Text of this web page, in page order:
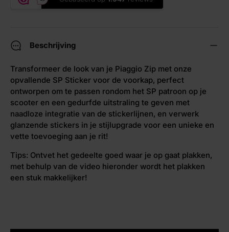
Beschrijving
Transformeer de look van je Piaggio Zip met onze
opvallende SP Sticker voor de voorkap, perfect
ontworpen om te passen rondom het SP patroon op je
scooter en een gedurfde uitstraling te geven met
naadloze integratie van de stickerlijnen, en verwerk
glanzende stickers in je stijlupgrade voor een unieke en
vette toevoeging aan je rit!
Tips: Ontvet het gedeelte goed waar je op gaat plakken,
met behulp van de video hieronder wordt het plakken
een stuk makkelijker!